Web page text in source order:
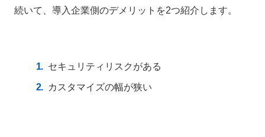
続いて、導入企業側のデメリットを2つ紹介します。
セキュリティリスクがある
カスタマイズの幅が狭い